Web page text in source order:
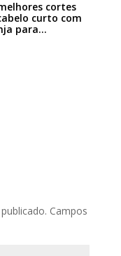
cortes
curto com
para…
Campos